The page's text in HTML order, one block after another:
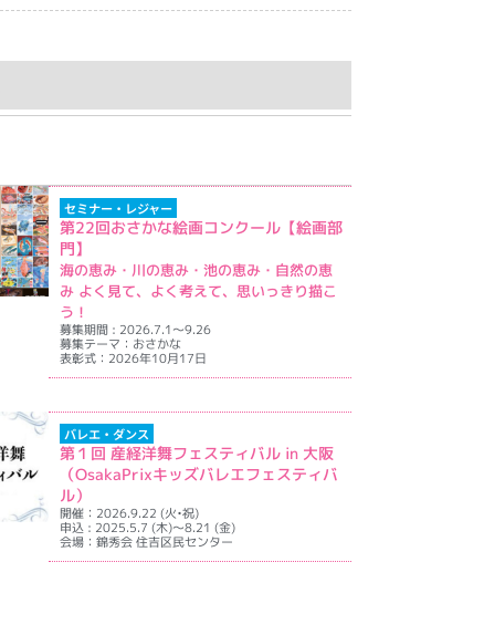
セミナー・レジャー
第22回おさかな絵画コンクール【絵画部
門】
海の恵み・川の恵み・池の恵み・自然の恵
み よく見て、よく考えて、思いっきり描こ
う！
募集期間 : 2026.7.1～9.26
募集テーマ：おさかな
表彰式：2026年10月17日
バレエ・ダンス
第１回 産経洋舞フェスティバル in 大阪
（OsakaPrixキッズバレエフェスティバ
ル）
開催：2026.9.22 (火•祝)
申込 : 2025.5.7 (木)～8.21 (金)
会場：錦秀会 住吉区民センター